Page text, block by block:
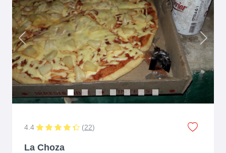
Previous Next
4.4 (22)
La Choza